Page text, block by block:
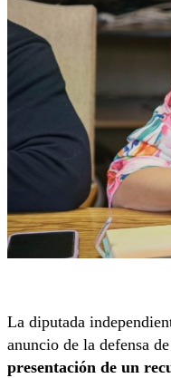
La diputada
anuncio de la defensa
presentación de un